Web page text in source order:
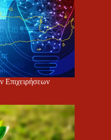
Επιχειρήσεων